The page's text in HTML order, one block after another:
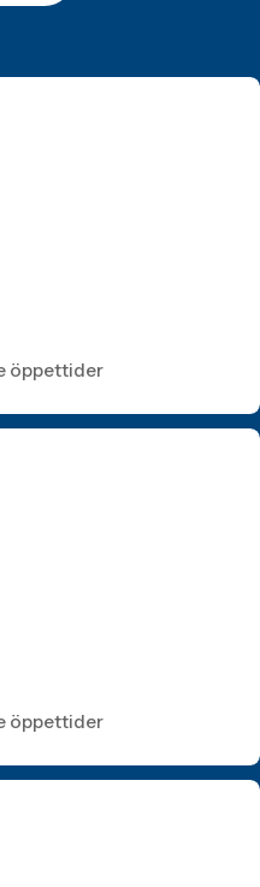
öppettider
öppettider